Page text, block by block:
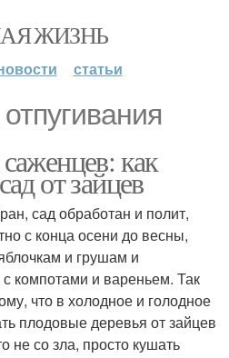
ЖИЗНЬ
статьи
как
от зайцев
сад обработан и полит,
с конца осени до весны,
и грушам и
компотами и вареньем. Так
что в холодное и голодное
плодовые деревья от зайцев
не со зла, просто кушать